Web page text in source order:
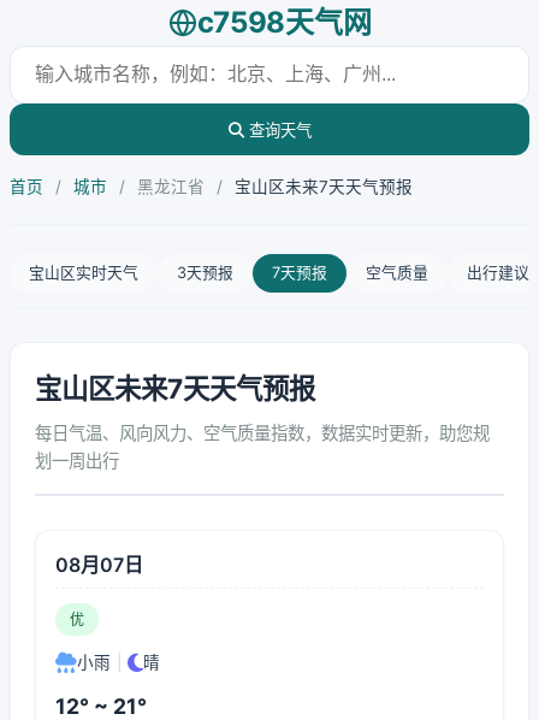
c7598天气网
查询天气
首页 / 城市 / 黑龙江省 / 宝山区未来7天天气预报
宝山区实时天气 3天预报 7天预报 空气质量 出行建议
宝山区未来7天天气预报
每日气温、风向风力、空气质量指数，数据实时更新，助您规
划一周出行
08月07日
优
小雨 晴
12° ~ 21°